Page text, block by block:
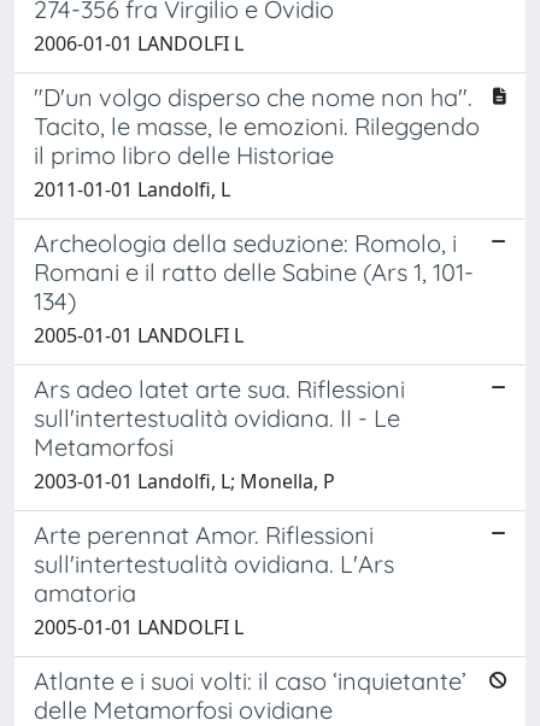
274-356 fra Virgilio e Ovidio
2006-01-01 LANDOLFI L
"D'un volgo disperso che nome non ha".
Tacito, le masse, le emozioni. Rileggendo
il primo libro delle Historiae
2011-01-01 Landolfi, L
Archeologia della seduzione: Romolo, i
Romani e il ratto delle Sabine (Ars 1, 101-
134)
2005-01-01 LANDOLFI L
Ars adeo latet arte sua. Riflessioni
sull'intertestualità ovidiana. II - Le
Metamorfosi
2003-01-01 Landolfi, L; Monella, P
Arte perennat Amor. Riflessioni
sull'intertestualità ovidiana. L'Ars
amatoria
2005-01-01 LANDOLFI L
Atlante e i suoi volti: il caso ‘inquietante’
delle Metamorfosi ovidiane